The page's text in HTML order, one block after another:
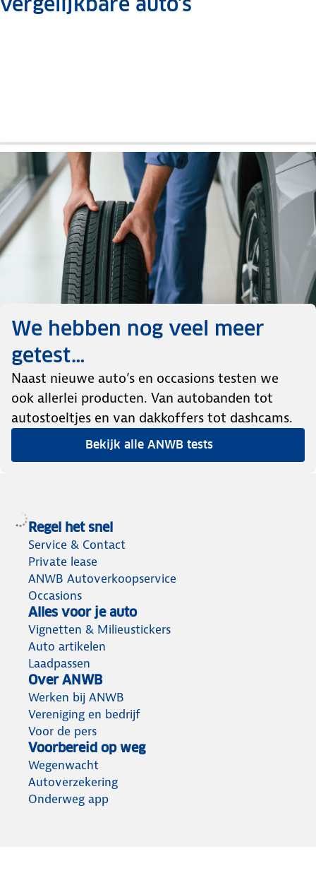
We hebben nog veel meer
getest…
Naast nieuwe auto’s en occasions testen we
ook allerlei producten. Van autobanden tot
autostoeltjes en van dakkoffers tot dashcams.
Bekijk alle ANWB tests
Regel het snel
Service & Contact
Private lease
ANWB Autoverkoopservice
Occasions
Alles voor je auto
Vignetten & Milieustickers
Auto artikelen
Laadpassen
Over ANWB
Werken bij ANWB
Vereniging en bedrijf
Voor de pers
Voorbereid op weg
Wegenwacht
Autoverzekering
Onderweg app